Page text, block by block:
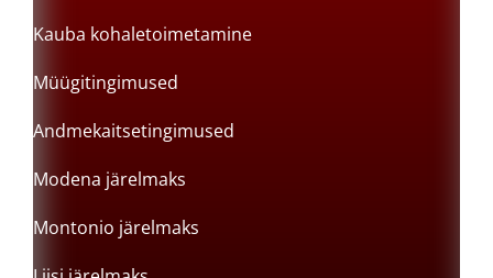
Kauba kohaletoimetamine
Müügitingimused
Andmekaitsetingimused
Modena järelmaks
Montonio järelmaks